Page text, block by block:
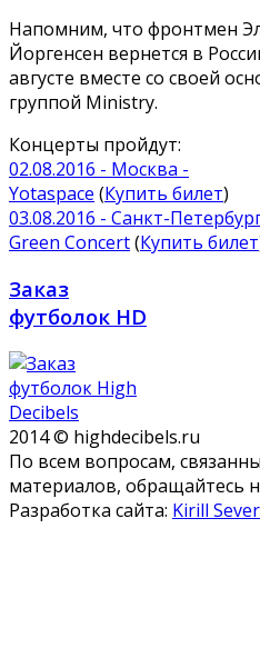
Напомним, что фронтмен
Йоргенсен вернется в
августе вместе со своей
группой Ministry.
Концерты пройдут:
02.08.2016 - Москва -
Yotaspace (Купить билет)
03.08.2016 - Санкт-
Green Concert(Купить билет
Заказ
футболок HD
2014 © highdecibels.ru
По всем вопросам,
материалов, обращайтесь
Разработка сайта: Kirill Sever